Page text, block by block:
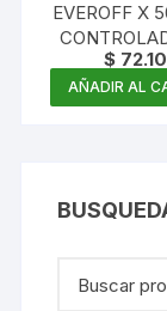
EVEROFF X
$
AÑADIR AL